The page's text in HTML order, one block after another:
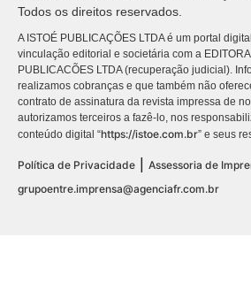
Todos os direitos reservados.
A ISTOÉ PUBLICAÇÕES LTDA é um portal
vinculação editorial e societária com a
PUBLICACÕES LTDA (recuperação judicial).
realizamos cobranças e que também não
contrato de assinatura da revista impressa de
autorizamos terceiros a fazê-lo, nos
conteúdo digital “https://istoe.com.br” e seus
Política de Privacidade
Assessoria de
grupoentre.imprensa@agenciafr.com.br